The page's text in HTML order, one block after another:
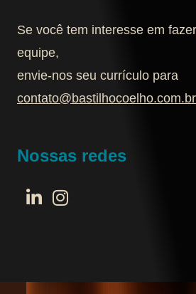
Se você tem interesse em
equipe,
envie-nos seu currículo para
contato@bastilhocoelho.com.br
Nossas redes